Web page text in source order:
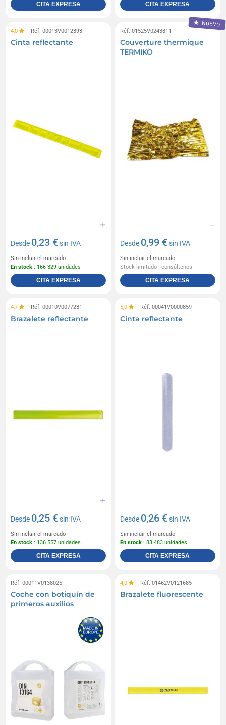
CITA EXPRESA CITA EXPRESA
4,0 Réf. 00013V0012393
Cinta reflectante
Desde 0,23 €sin IVA
Sin incluir el marcado
En stock : 166 329 unidades
CITA EXPRESA
NUEVO
Réf. 01525V0243811
Couverture thermique
TERMIKO
Desde 0,99 €sin IVA
Sin incluir el marcado
Stock limitado : consúltenos
CITA EXPRESA
4,7 Réf. 00010V0077231
Brazalete reflectante
Desde 0,25 €sin IVA
Sin incluir el marcado
En stock : 136 557 unidades
CITA EXPRESA
5,0 Réf. 00041V0000859
Cinta reflectante
Desde 0,26 €sin IVA
Sin incluir el marcado
En stock : 83 483 unidades
CITA EXPRESA
Réf. 00011V0138025
Coche con botiquín de
primeros auxilios
4,0 Réf. 01462V0121685
Brazalete fluorescente